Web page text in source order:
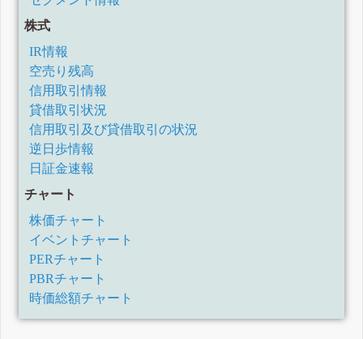
株式
IR情報
空売り残高
信用取引情報
貸借取引状況
信用取引及び貸借取引の状況
逆日歩情報
日証金速報
チャート
株価チャート
イベントチャート
PERチャート
PBRチャート
時価総額チャート